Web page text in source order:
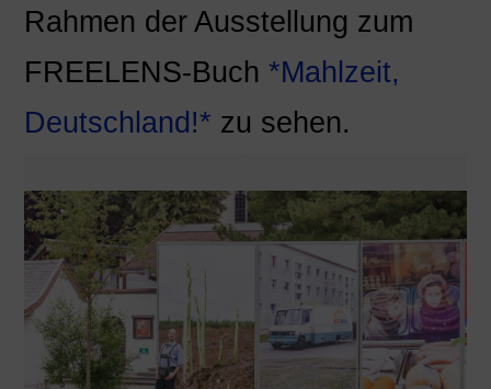
Rahmen der Ausstellung zum
FREELENS-Buch *Mahlzeit,
Deutschland!* zu sehen.